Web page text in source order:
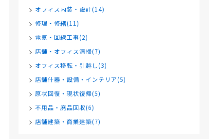
オフィス内装・設計(14)
修理・修繕(11)
電気・回線工事(2)
店舗・オフィス清掃(7)
オフィス移転・引越し(3)
店舗什器・設備・インテリア(5)
原状回復・現状復帰(5)
不用品・廃品回収(6)
店舗建築・商業建築(7)